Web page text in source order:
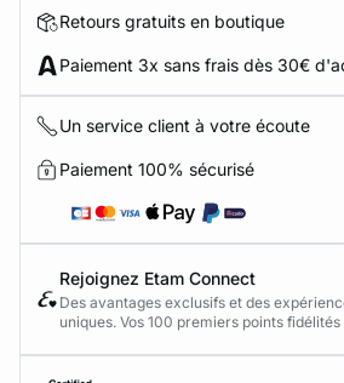
Retours gratuits en boutique
Paiement 3x sans frais dès 30€
Un service client à votre écoute
Paiement 100% sécurisé
Rejoignez Etam Connect
Des avantages exclusifs et des
uniques. Vos 100 premiers points